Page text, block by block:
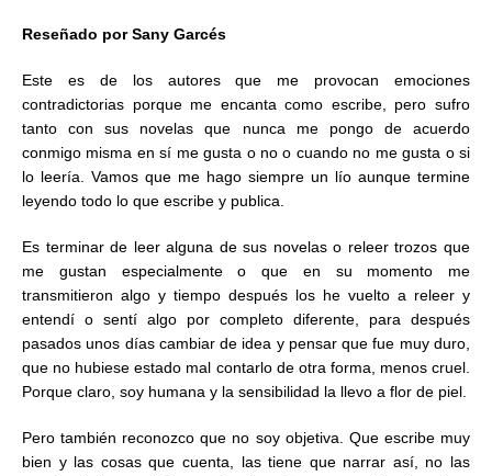
Reseñado por Sany Garcés
Este es de los autores que me provocan emociones
contradictorias porque me encanta como escribe, pero sufro
tanto con sus novelas que nunca me pongo de acuerdo
conmigo misma en sí me gusta o no o cuando no me gusta o si
lo leería. Vamos que me hago siempre un lío aunque termine
leyendo todo lo que escribe y publica.
Es terminar de leer alguna de sus novelas o releer trozos que
me gustan especialmente o que en su momento me
transmitieron algo y tiempo después los he vuelto a releer y
entendí o sentí algo por completo diferente, para después
pasados unos días cambiar de idea y pensar que fue muy duro,
que no hubiese estado mal contarlo de otra forma, menos cruel.
Porque claro, soy humana y la sensibilidad la llevo a flor de piel.
Pero también reconozco que no soy objetiva. Que escribe muy
bien y las cosas que cuenta, las tiene que narrar así, no las